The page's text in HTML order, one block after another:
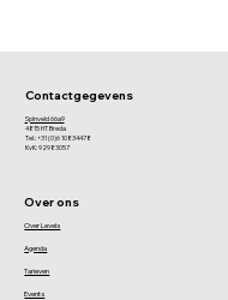
Over ons
Over Levels
Agenda
Tarieven
Events
Contactgegevens
Spinveld 66a9
4815 HT Breda
Tel.: +31 (0)6 10834478
KvK: 92983057